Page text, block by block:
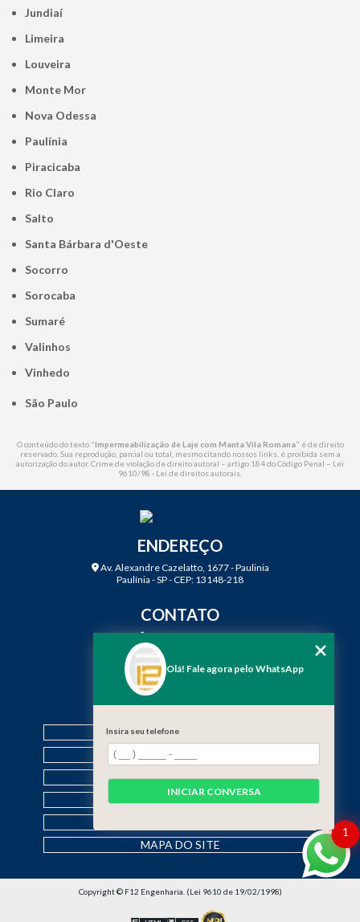
Jundiaí
Limeira
Louveira
Monte Mor
Nova Odessa
Paulínia
Piracicaba
Rio Claro
Salto
Santa Bárbara d'Oeste
Socorro
Sorocaba
Sumaré
Valinhos
Vinhedo
São Paulo
O conteúdo do texto "Impermeabilização de Laje com Manta Vila Romana" é de direito
reservado. Sua reprodução, parcial ou total, mesmo citando nossos links, é proibida sem a
autorização do autor. Crime de violação de direito autoral – artigo 184 do Código Penal – Lei
9610/98 - Lei de direitos autorais
ENDEREÇO
Av. Alexandre Cazelatto, 1677 - Paulinia
Paulínia - SP - CEP: 13148-218
CONTATO
(19) 3888-2923
(19) 99968-7979
contato@f12engenharia.com.br
MENU
HOME
QUEM SOMOS
SERVIÇOS
CONTATO
MAPA DO SITE
Copyright © F12 Engenharia. (Lei 9610 de 19/02/1998)
1
Olá! Fale agora pelo WhatsApp
Insira seu telefone
INICIAR CONVERSA